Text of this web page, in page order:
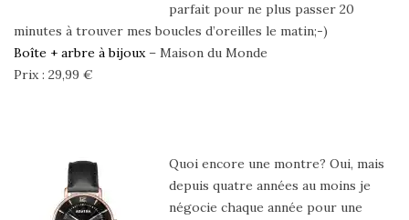
parfait pour ne plus passer 20
minutes à trouver mes boucles d’oreilles le matin;-)
Boîte + arbre à bijoux– Maison du Monde
Prix : 29,99 €
Quoi encore une montre? Oui, mais
depuis quatre années au moins je
négocie chaque année pour une